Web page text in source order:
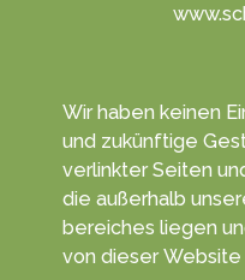
Wir haben keinen
und zukünf­tige
verlinkter Seiten
die außerhalb
bereiches liegen und über
von dieser Web­site